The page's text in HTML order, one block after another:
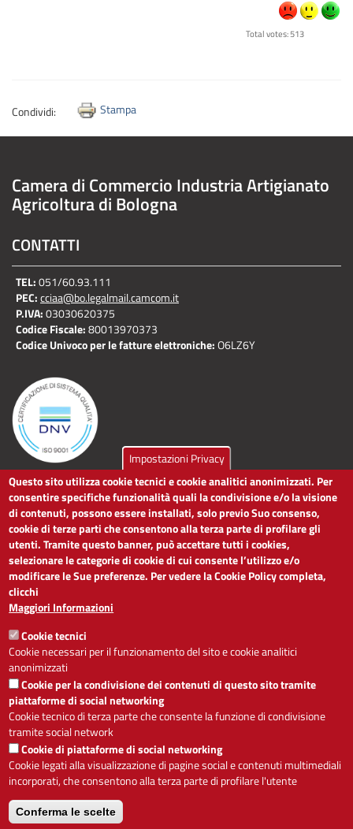
Total votes: 513
Condividi: Stampa
Camera di Commercio Industria Artigianato
Agricoltura di Bologna
CONTATTI
TEL:051/60.93.111
PEC:cciaa@bo.legalmail.camcom.it
P.IVA:03030620375
Codice Fiscale:80013970373
Codice Univoco per le fatture elettroniche:O6LZ6Y
LINK UTILI
Dichiarazione di accessibilità
Obiettivi di accessibilità
Segnalaci problemi di accessibilità
Note legali
Privacy
Accesso riservato
ACCESSIBILITÀ
- A +
Alto contrasto
Servizio realizzato da
Impostazioni Privacy
Questo sito utilizza cookie tecnici e cookie analitici anonimizzati. Per
consentire specifiche funzionalità quali la condivisione e/o la visione
di contenuti, possono essere installati, solo previo Suo consenso,
cookie di terze parti che consentono alla terza parte di profilare gli
utenti. Tramite questo banner, può accettare tutti i cookies,
selezionare le categorie di cookie di cui consente l’utilizzo e/o
modificare le Sue preferenze. Per vedere la Cookie Policy completa,
clicchi
Maggiori Informazioni
Cookie tecnici
Cookie necessari per il funzionamento del sito e cookie analitici
anonimizzati
Cookie per la condivisione dei contenuti di questo sito tramite
piattaforme di social networking
Cookie tecnico di terza parte che consente la funzione di condivisione
tramite social network
Cookie di piattaforme di social networking
Cookie legati alla visualizzazione di pagine social e contenuti multimediali
incorporati, che consentono alla terza parte di profilare l'utente
Conferma le scelte